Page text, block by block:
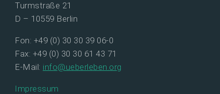
Turmstraße 21
D – 10559 Berlin
Fon: +49 (0) 30 30 39 06-0
Fax: +49 (0) 30 30 61 43 71
E-Mail: info@ueberleben.org
Impressum